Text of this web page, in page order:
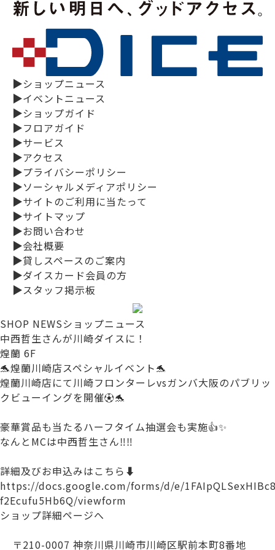
▶ショップニュース
▶イベントニュース
▶ショップガイド
▶フロアガイド
▶サービス
▶アクセス
▶プライバシーポリシー
▶ソーシャルメディアポリシー
▶サイトのご利用に当たって
▶サイトマップ
▶お問い合わせ
▶会社概要
▶貸しスペースのご案内
▶ダイスカード会員の方
▶スタッフ掲示板
SHOP NEWSショップニュース
中西哲生さんが川崎ダイスに！
煌蘭 6F
🐬煌蘭川崎店スペシャルイベント🐬
煌蘭川崎店にて川崎フロンターレvsガンバ大阪のパブリッ
クビューイングを開催⚽️🐬
豪華賞品も当たるハーフタイム抽選会も実施👍✨
なんとMCは中西哲生さん‼️‼️
詳細及びお申込みはこちら⬇️
https://docs.google.com/forms/d/e/
f2Ecufu5Hb6Q/viewform
ショップ詳細ページへ
〒210-0007 神奈川県川崎市川崎区駅前本町8番地